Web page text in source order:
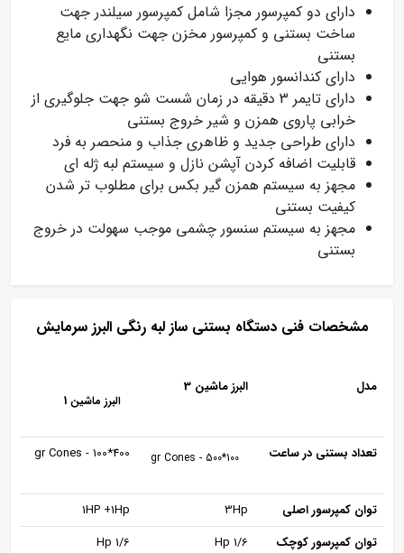
دارای دو کمپرسور مجزا شامل کمپرسور سیلندر جهت
ساخت بستنی و کمپرسور مخزن جهت نگهداری مایع
بستنی
دارای کندانسور هوایی
دارای تایمر 3 دقیقه در زمان شست شو جهت جلوگیری از
خرابی پاروی همزن و شیر خروج بستنی
دارای طراحی جدید و ظاهری جذاب و منحصر به فرد
قابلیت اضافه کردن آپشن نازل و سیستم لبه ژله ای
مجهز به سیستم همزن گیر بکس برای مطلوب تر شدن
کیفیت بستنی
مجهز به سیستم سنسور چشمی موجب سهولت در خروج
بستنی
مشخصات فنی دستگاه بستنی ساز لبه رنگی البرز سرمایش
مدل البرز ماشین 3
البرز ماشین 1
تعداد بستنی در ساعت 100*500 - gr Cones
400*100 - gr Cones
توان کمپرسور اصلی 3Hp
1HP +1Hp
توان کمپرسور کوچک
1/6 Hp
1/6 Hp